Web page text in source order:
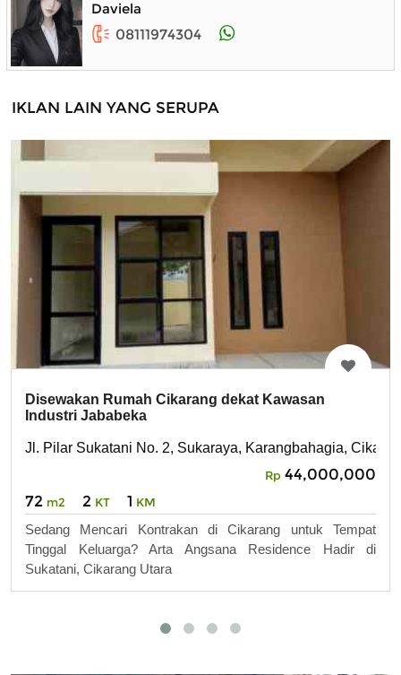
Daviela
08111974304
IKLAN LAIN YANG SERUPA
Disewakan Rumah Cikarang dekat Kawasan
Industri Jababeka
Jl. Pilar Sukatani No. 2, Sukaraya, Karangbahagia,
Rp 44,000,000
72 m2 2 KT 1 KM
Sedang Mencari Kontrakan di Cikarang untuk Tempat
Tinggal Keluarga? Arta Angsana Residence Hadir di
Sukatani, Cikarang Utara